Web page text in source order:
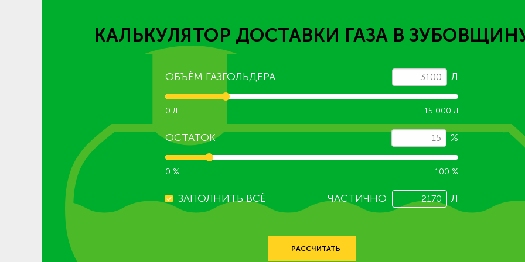
КАЛЬКУЛЯТОР ДОСТАВКИ ГАЗА В
ОБЪЁМ ГАЗГОЛЬДЕРА Л
0 Л 15 000 Л
ОСТАТОК %
0 % 100 %
ЗАПОЛНИТЬ ВСЁ ЧАСТИЧНО Л
РАССЧИТАТЬ